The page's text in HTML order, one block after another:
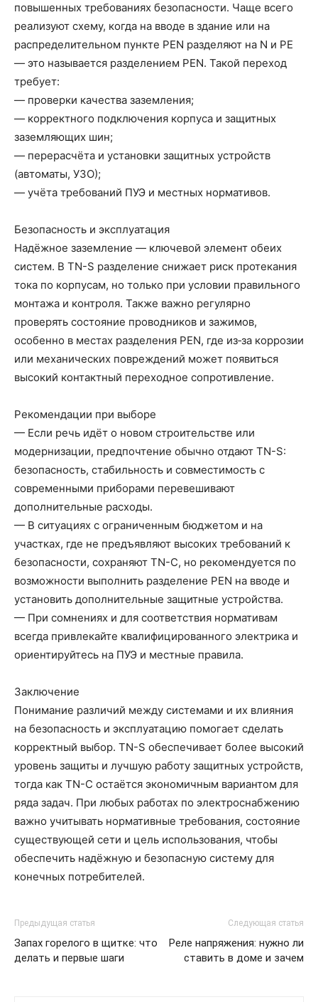
повышенных требованиях безопасности. Чаще всего
реализуют схему, когда на вводе в здание или на
распределительном пункте PEN разделяют на N и PE
— это называется разделением PEN. Такой переход
требует:
— проверки качества заземления;
— корректного подключения корпуса и защитных
заземляющих шин;
— перерасчёта и установки защитных устройств
(автоматы, УЗО);
— учёта требований ПУЭ и местных нормативов.
Безопасность и эксплуатация
Надёжное заземление — ключевой элемент обеих
систем. В TN-S разделение снижает риск протекания
тока по корпусам, но только при условии правильного
монтажа и контроля. Также важно регулярно
проверять состояние проводников и зажимов,
особенно в местах разделения PEN, где из‑за коррозии
или механических повреждений может появиться
высокий контактный переходное сопротивление.
Рекомендации при выборе
— Если речь идёт о новом строительстве или
модернизации, предпочтение обычно отдают TN-S:
безопасность, стабильность и совместимость с
современными приборами перевешивают
дополнительные расходы.
— В ситуациях с ограниченным бюджетом и на
участках, где не предъявляют высоких требований к
безопасности, сохраняют TN-C, но рекомендуется по
возможности выполнить разделение PEN на вводе и
установить дополнительные защитные устройства.
— При сомнениях и для соответствия нормативам
всегда привлекайте квалифицированного электрика и
ориентируйтесь на ПУЭ и местные правила.
Заключение
Понимание различий между системами и их влияния
на безопасность и эксплуатацию помогает сделать
корректный выбор. TN-S обеспечивает более высокий
уровень защиты и лучшую работу защитных устройств,
тогда как TN-C остаётся экономичным вариантом для
ряда задач. При любых работах по электроснабжению
важно учитывать нормативные требования, состояние
существующей сети и цель использования, чтобы
обеспечить надёжную и безопасную систему для
конечных потребителей.
Предыдущая статья
Запах горелого в щитке: что
делать и первые шаги
Следующая статья
Реле напряжения: нужно ли
ставить в доме и зачем